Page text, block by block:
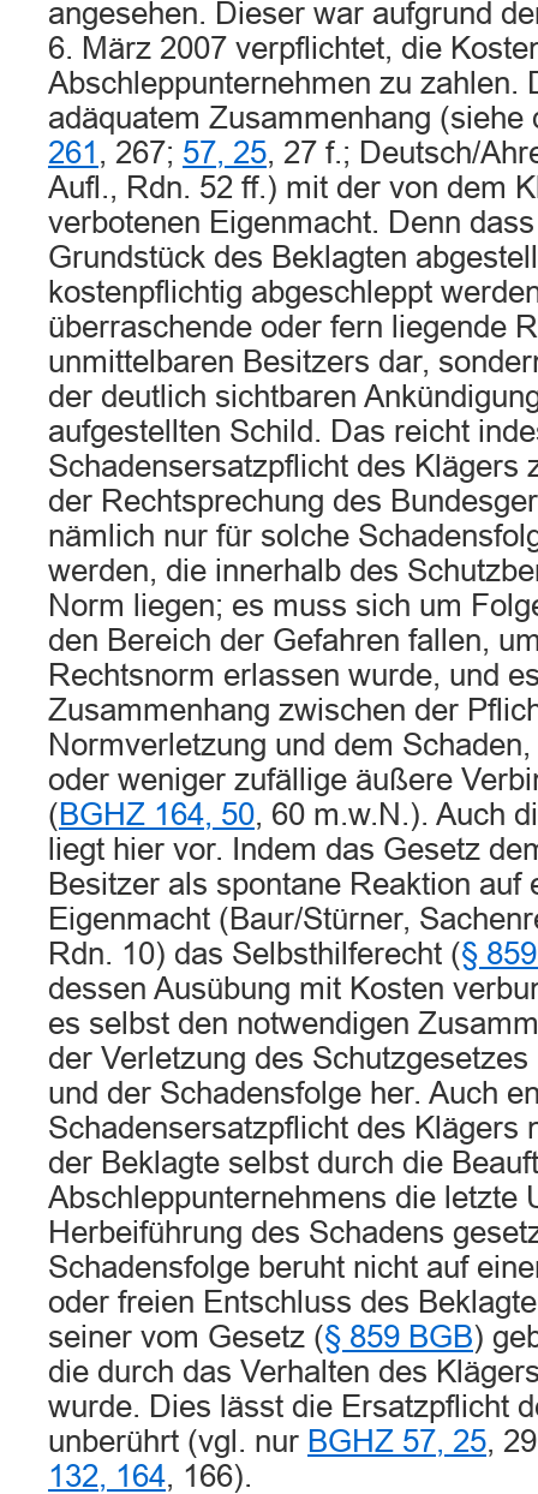
angesehen. Dieser war aufgrund
6. März 2007 verpflichtet, die
Abschleppunternehmen zu zahlen.
adäquatem Zusammenhang
261 , 267; 57, 25, 27 f.; Deutsch/
Aufl., Rdn. 52 ff.) mit der von dem
verbotenen Eigenmacht. Denn
Grundstück des Beklagten
kostenpflichtig abgeschleppt
überraschende oder fern liegende
unmittelbaren Besitzers dar,
der deutlich sichtbaren
aufgestellten Schild. Das reicht
Schadensersatzpflicht des Klägers
der Rechtsprechung des
nämlich nur für solche
werden, die innerhalb des
Norm liegen; es muss sich um
den Bereich der Gefahren fallen,
Rechtsnorm erlassen wurde, und
Zusammenhang zwischen der
Normverletzung und dem
oder weniger zufällige äußere
(BGHZ 164, 50, 60 m.w.N.). Auch
liegt hier vor. Indem das Gesetz
Besitzer als spontane Reaktion auf
Eigenmacht (Baur/Stürner,
Rdn. 10) das Selbsthilferecht (§
dessen Ausübung mit Kosten
es selbst den notwendigen
der Verletzung des Schutzgesetzes
und der Schadensfolge her. Auch
Schadensersatzpflicht des Klägers
der Beklagte selbst durch die
Abschleppunternehmens die letzte
Herbeiführung des Schadens
Schadensfolge beruht nicht auf
oder freien Entschluss des
seiner vom Gesetz (§ 859 BGB)
die durch das Verhalten des
wurde. Dies lässt die Ersatzpflicht
unberührt (vgl. nur BGHZ 57, 25,
132, 164, 166).